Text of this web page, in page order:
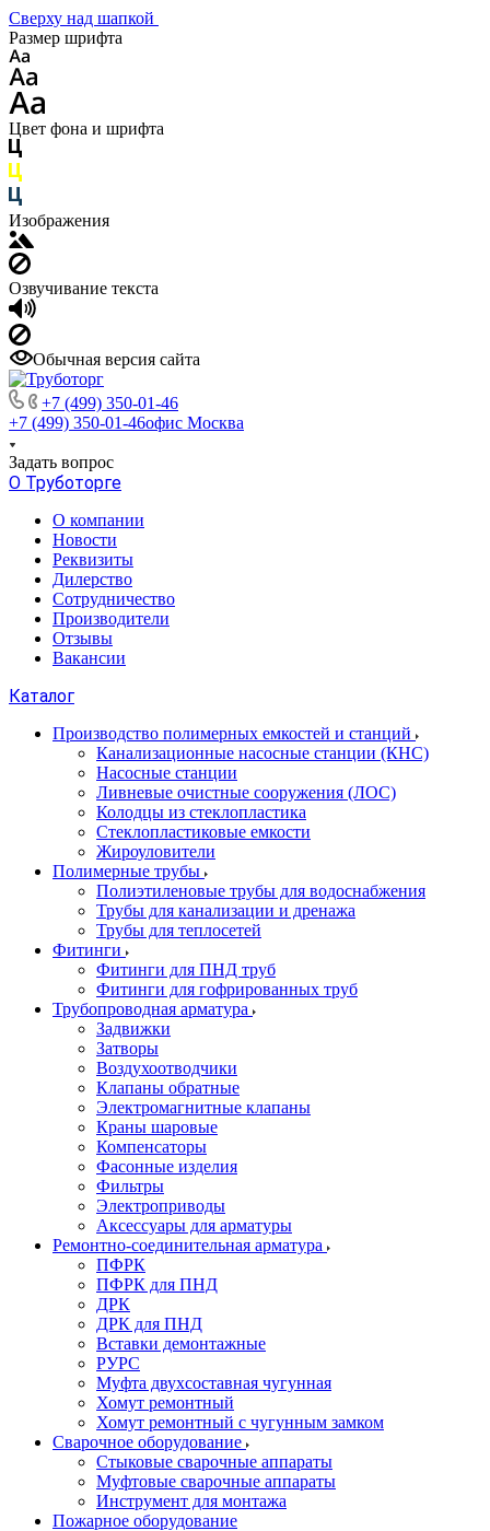
Сверху над шапкой
Размер шрифта
Цвет фона и шрифта
Изображения
Озвучивание текста
Обычная версия сайта
+7 (499) 350-01-46
+7 (499) 350-01-46офис Москва
Задать вопрос
О Труботорге
О компании
Новости
Реквизиты
Дилерство
Сотрудничество
Производители
Отзывы
Вакансии
Каталог
Производство полимерных емкостей и станций
Канализационные насосные станции (КНС)
Насосные станции
Ливневые очистные сооружения (ЛОС)
Колодцы из стеклопластика
Стеклопластиковые емкости
Жироуловители
Полимерные трубы
Полиэтиленовые трубы для водоснабжения
Трубы для канализации и дренажа
Трубы для теплосетей
Фитинги
Фитинги для ПНД труб
Фитинги для гофрированных труб
Трубопроводная арматура
Задвижки
Затворы
Воздухоотводчики
Клапаны обратные
Электромагнитные клапаны
Краны шаровые
Компенсаторы
Фасонные изделия
Фильтры
Электроприводы
Аксессуары для арматуры
Ремонтно-соединительная арматура
ПФРК
ПФРК для ПНД
ДРК
ДРК для ПНД
Вставки демонтажные
РУРС
Муфта двухсоставная чугунная
Хомут ремонтный
Хомут ремонтный с чугунным замком
Сварочное оборудование
Стыковые сварочные аппараты
Муфтовые сварочные аппараты
Инструмент для монтажа
Пожарное оборудование